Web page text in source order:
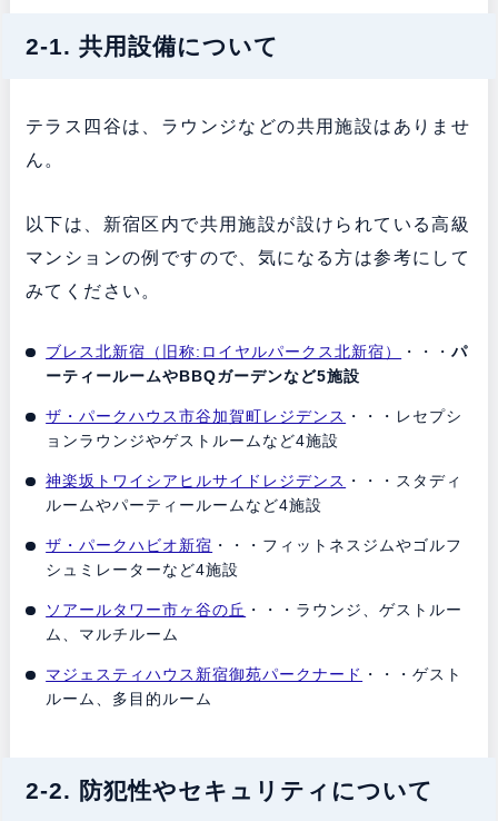
2-1. 共用設備について
テラス四谷は、ラウンジなどの共用施設はありませ
ん。
以下は、新宿区内で共用施設が設けられている高級
マンションの例ですので、気になる方は参考にして
みてください。
ブレス北新宿（旧称:ロイヤルパークス北新宿） ・・・パ
ーティールームやBBQガーデンなど5施設
ザ・パークハウス市谷加賀町レジデンス ・・・レセプシ
ョンラウンジやゲストルームなど4施設
神楽坂トワイシアヒルサイドレジデンス ・・・スタディ
ルームやパーティールームなど4施設
ザ・パークハビオ新宿 ・・・フィットネスジムやゴルフ
シュミレーターなど4施設
ソアールタワー市ヶ谷の丘 ・・・ラウンジ、ゲストルー
ム、マルチルーム
マジェスティハウス新宿御苑パークナード ・・・ゲスト
ルーム、多目的ルーム
2-2. 防犯性やセキュリティについて